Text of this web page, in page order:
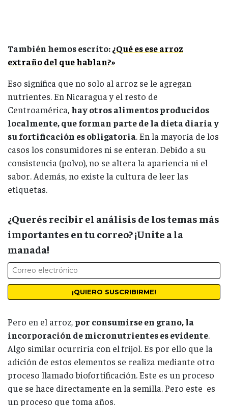
También hemos escrito:¿Qué es ese arroz
extraño del que hablan?»
Eso significa que no solo al arroz se le agregan
nutrientes. En Nicaragua y el resto de
Centroamérica, hay otros alimentos producidos
localmente, que forman parte de la dieta diaria y
su fortificación es obligatoria. En la mayoría de los
casos los consumidores ni se enteran. Debido a su
consistencia (polvo), no se altera la apariencia ni el
sabor. Además, no existe la cultura de leer las
etiquetas.
¿Querés recibir el análisis de los temas más
importantes en tu correo? ¡Unite a la
manada!
Pero en el arroz, por consumirse en grano, la
incorporación de micronutrientes es evidente.
Algo similar ocurriría con el frijol. Es por ello que la
adición de estos elementos se realiza mediante otro
proceso llamado biofortificación. Este es un proceso
que se hace directamente en la semilla. Pero este es
un proceso que toma años.